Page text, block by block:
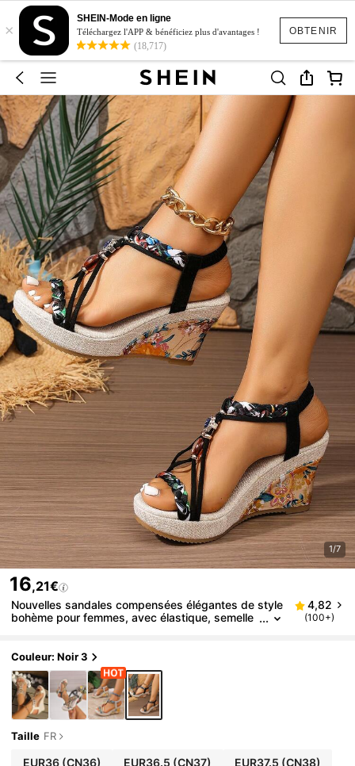
OBTENIR
×
SHEIN-Mode en ligne
Téléchargez l'APP & bénéficiez plus d'avantages !
(18,717)
1/7
16,21€
Nouvelles sandales compensées élégantes de style
bohème pour femmes, avec élastique, semelle
4,82
(100+)
Couleur: Noir 3
Taille FR
EUR36(CN36) EUR36.5 (CN37) EUR37.5 (CN38)